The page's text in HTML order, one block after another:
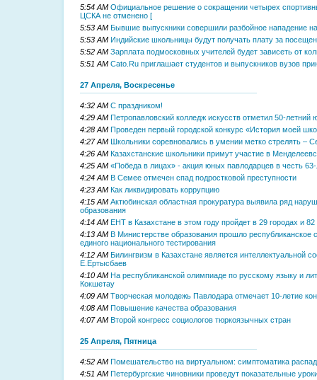
5:54 AM Официальное решение о сокращении четырех
ЦСКА не отменено [
5:53 AM Бывшие выпускники совершили разбойное нападение
5:53 AM Индийские школьницы будут получать плату за
5:52 AM Зарплата подмосковных учителей будет зависеть от
5:51 AM Cato.Ru приглашает студентов и выпускников вузов
27 Апреля, Воскресенье
4:32 AM С праздником!
4:29 AM Петропавловский колледж искусств отметил 50-летний
4:28 AM Проведен первый городской конкурс «История моей
4:27 AM Школьники соревновались в умении метко стрелять –
4:26 AM Казахстанские школьники примут участие в
4:25 AM «Победа в лицах» - акция юных павлодарцев в честь
4:24 AM В Семее отмечен спад подростковой преступности
4:23 AM Как ликвидировать коррупцию
4:15 AM Актюбинская областная прокуратура выявила ряд
образования
4:14 AM ЕНТ в Казахстане в этом году пройдет в 29 городах и
4:13 AM В Министерстве образования прошло республиканское
единого национального тестирования
4:12 AM Билингвизм в Казахстане является интеллектуальной
Е.Ертысбаев
4:10 AM На республиканской олимпиаде по русскому языку и
Кокшетау
4:09 AM Творческая молодежь Павлодара отмечает 10-летие
4:08 AM Повышение качества образования
4:07 AM Второй конгресс социологов тюркоязычных стран
25 Апреля, Пятница
4:52 AM Помешательство на виртуальном: симптоматика
4:51 AM Петербургские чиновники проведут показательные